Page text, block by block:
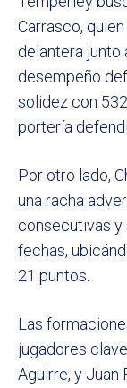
Carrasco,
delantera junto
desempeño
solidez con
portería
Por otro lado,
una racha
consecutivas y
fechas,
21 puntos.
Las
jugadores
Aguirre, y Juan